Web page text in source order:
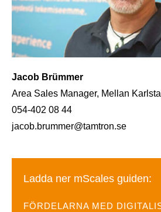
Jacob Brümmer
Area Sales Manager, Mellan
054-402 08 44
jacob.brummer@tamtron.se
Ladda ner mScales guiden:
FÖRDELARNA MED